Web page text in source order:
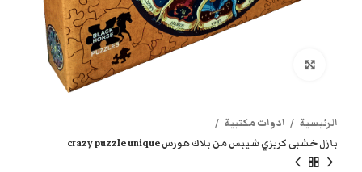
الرئيسية
ادوات مكتبية
بازل خشبى كريزي شيبس من بلاك هورس crazy puzzle unique